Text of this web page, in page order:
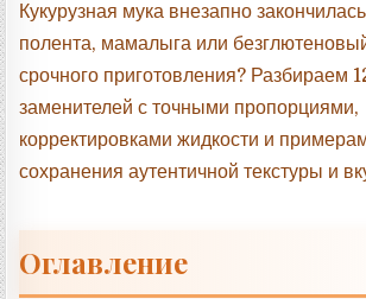
Кукурузная мука внезапно
полента, мамалыга или
срочного приготовления? Разбираем
заменителей с точными пропорциями,
корректировками жидкости и
сохранения аутентичной текстуры и
Оглавление